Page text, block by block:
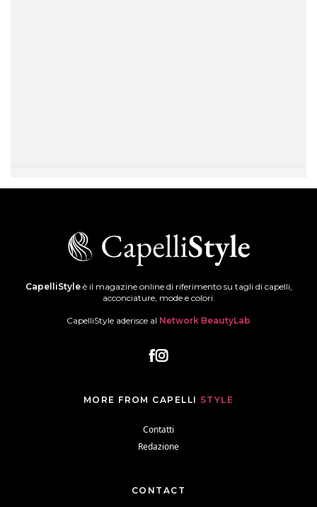
CapelliStyleè il magazine online di riferimento su tagli di capelli,
acconciature, mode e colori.
CapelliStyle aderisce al Network BeautyLab
MORE FROM CAPELLI STYLE
Contatti
Redazione
CONTACT